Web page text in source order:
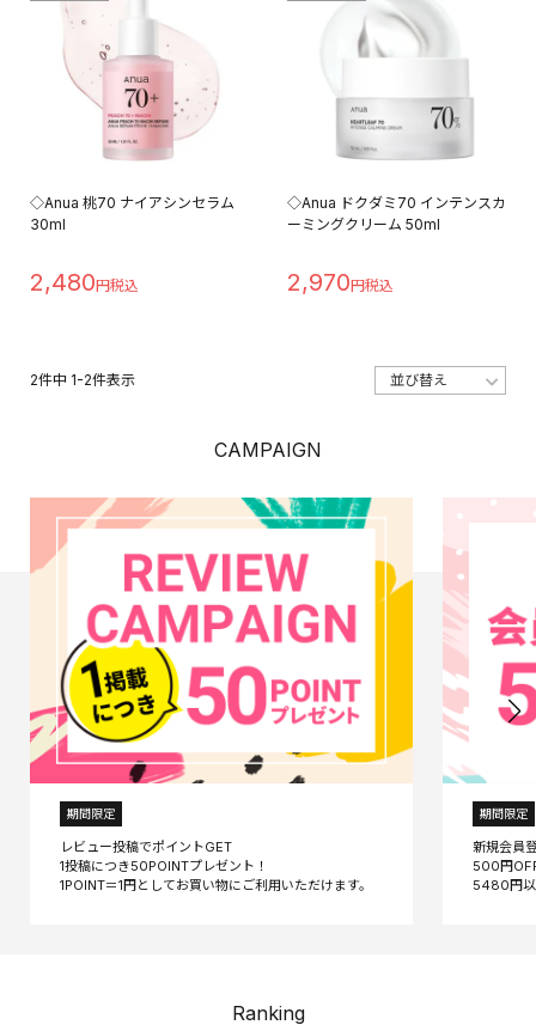
◇Anua 桃70 ナイアシンセラム
30ml
2,480
◇Anua ドクダミ70 インテンスカ
ーミングクリーム 50ml
2,970
2件中 1-2件表示
CAMPAIGN
期間限定
レビュー投稿でポイントGET
1投稿につき50POINTプレゼント！
期間限定
新規会員
500円
Ranking